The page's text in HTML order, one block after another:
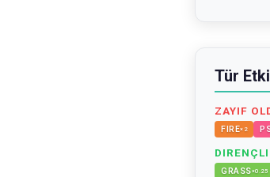
Tür
ZAYIF
FIRE× 2
GRASS×0.25